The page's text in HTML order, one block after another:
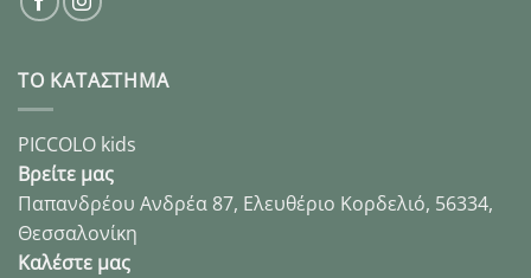
ΤΟ ΚΑΤΑΣΤΗΜΑ
PICCOLO kids
Βρείτε μας
Παπανδρέου Ανδρέα 87, Ελευθέριο Κορδελιό, 56334,
Θεσσαλονίκη
Καλέστε μας